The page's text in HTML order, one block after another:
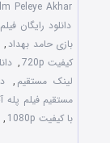
Peleye Akhar
دانلود رایگان
بازی حامد بهداد ,
کیفیت 720p
,
لینک مستقیم ,
مستقیم فیلم پله
با کیفیت 1080p
,